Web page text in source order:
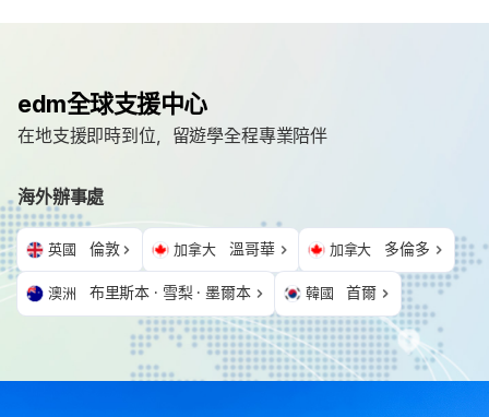
edm全球支援中心
在地支援即時到位，留遊學全程專業陪伴
海外辦事處
英國 倫敦 加拿大 溫哥華 加拿大 多倫多
澳洲 布里斯本 · 雪梨 · 墨爾本 韓國 首爾